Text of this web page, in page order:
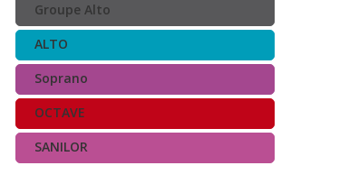
Groupe Alto
ALTO
Soprano
OCTAVE
SANILOR